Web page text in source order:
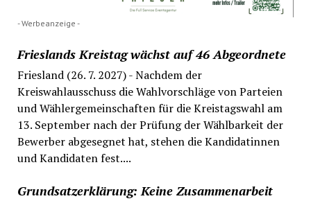
- Werbeanzeige -
Frieslands Kreistag wächst auf 46 Abgeordnete
Friesland (26. 7. 2027) - Nachdem der
Kreiswahlausschuss die Wahlvorschläge von Parteien
und Wählergemeinschaften für die Kreistagswahl am
13. September nach der Prüfung der Wählbarkeit der
Bewerber abgesegnet hat, stehen die Kandidatinnen
und Kandidaten fest....
Grundsatzerklärung: Keine Zusammenarbeit